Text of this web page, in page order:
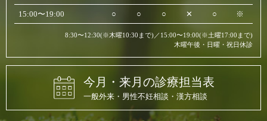
15:00〜19:00 ○ ○ ○ ✕ ○ ※
8:30〜12:30(※木曜10:30まで)／15:00〜19:00(※土曜17:00まで)
木曜午後・日曜・祝日休診
今月・来月の診療担当表
一般外来・男性不妊相談・漢方相談